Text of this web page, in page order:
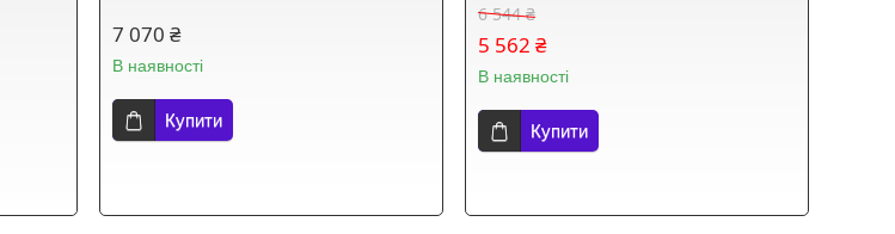
7 070 ₴
В наявності
Купити
6 544 ₴
5 562 ₴
В наявності
Купити